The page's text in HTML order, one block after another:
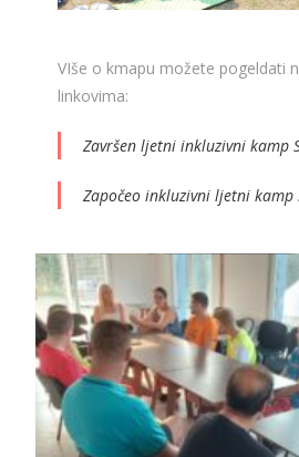
VIše o kmapu možete pogeldati
linkovima:
Završen ljetni inkluzivni kamp
Započeo inkluzivni ljetni kamp